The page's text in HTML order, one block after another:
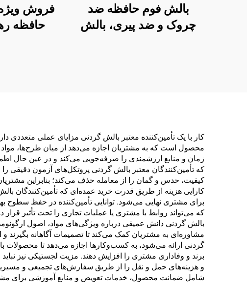
بالش فوم حافظه ضد
چروک و ضد پیری، بالش
فروش
حافظه
کار با یک تأمین‌کننده معتبر بالش گردنی مزایای عملی
محصول است که به مشتریان اجازه می‌دهد از میان طرح‌ها، مواد و
زمان و منابع ارزشمندی را صرفه‌جویی می‌کند و در عین حال
که تأمین‌کنندگان معتبر بالش گردنی پروتکل‌های آزمون دقیقی
کیفیت، حدس و گمان را از معامله حذف می‌کند؛ بنابراین
کارایی هزینه از طریق قدرت خرید عمده‌ای که تأمین‌کنندگان
برای مشتری نهایی می‌شود. توانایی تأمین‌کننده در حفظ سطوح
که می‌تواند روابط با مشتری یا عملیات تجاری را تحت تأثیر
بالش گردنی دانش عمیقی درباره ویژگی‌های مواد، اصول
مشاوره‌ای به مشتریان کمک می‌کند تا تصمیمات آگاهانه بگیرند
گردنی ارائه می‌شود، به کسب‌وکارها اجازه می‌دهد تا محصولات با
برند و وفاداری مشتری را افزایش دهند. مزیت لجستیکی نیز
و هزینه‌های حمل و نقل را از طریق سفارش‌های تجمیعی و
شامل ضمانت محصول، خدمات تعویض و منابع آموزشی برای